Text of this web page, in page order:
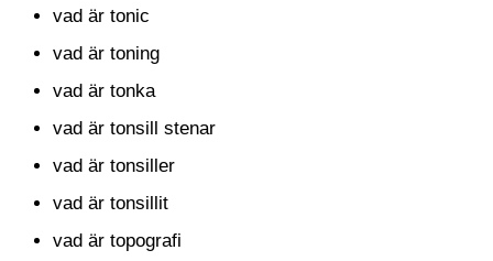
vad är tonic
vad är toning
vad är tonka
vad är tonsill stenar
vad är tonsiller
vad är tonsillit
vad är topografi